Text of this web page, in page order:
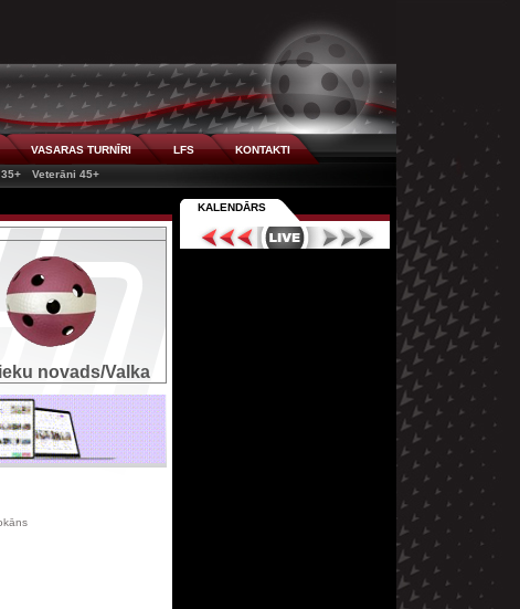
VASARAS TURNĪRI LFS
KONTAKTI
Veterāni 45+
novads/Valka
KALENDĀRS